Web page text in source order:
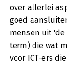
over allerlei
goed
mensen uit 'de
term) die wat
voor ICT-ers